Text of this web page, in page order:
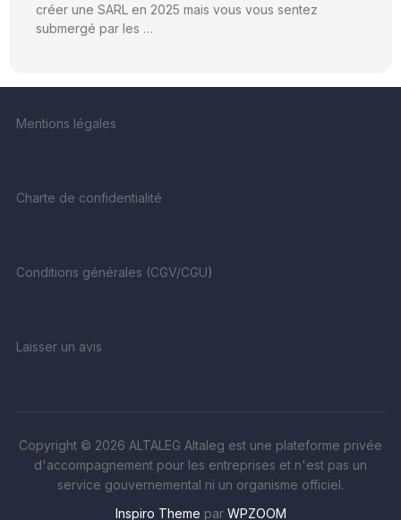
créer une SARL en 2025 mais vous vous sentez
submergé par les …
Mentions légales
Charte de confidentialité
Conditions générales (CGV/CGU)
Laisser un avis
Copyright © 2026 ALTALEG Altaleg est une plateforme privée
d'accompagnement pour les entreprises et n'est pas un
service gouvernemental ni un organisme officiel.
Inspiro Theme par WPZOOM